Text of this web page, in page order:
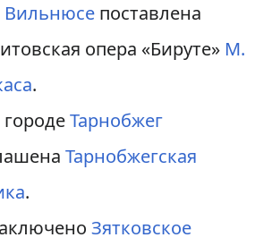
Вильнюсепоставлена
опера «Бируте» М.
.
Тарнобжег
Тарнобжегская
.
Зятковское